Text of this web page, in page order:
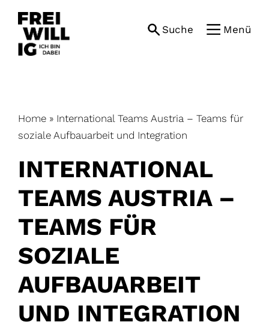
content
Suche Menü
Home » International Teams Austria – Teams für
soziale Aufbauarbeit und Integration
INTERNATIONAL
TEAMS AUSTRIA –
TEAMS FÜR
SOZIALE
AUFBAUARBEIT
UND INTEGRATION